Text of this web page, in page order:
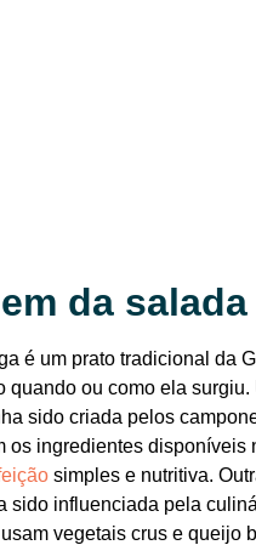
da
é um prato tradicional da
quando ou como ela
sido criada pelos
os ingredientes disponíveis
simples e nutritiva.
sido influenciada pela
vegetais crus e queijo